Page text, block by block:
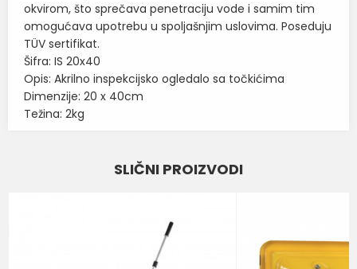
okvirom, što sprečava penetraciju vode i samim tim
omogućava upotrebu u spoljašnjim uslovima. Poseduju
TÜV sertifikat.
Šifra: IS 20x40
Opis: Akrilno inspekcijsko ogledalo sa točkićima
Dimenzije: 20 x 40cm
Težina: 2kg
SAOBRAĆAJNA I INDUSTRIJSKA
SLIČNI PROIZVODI